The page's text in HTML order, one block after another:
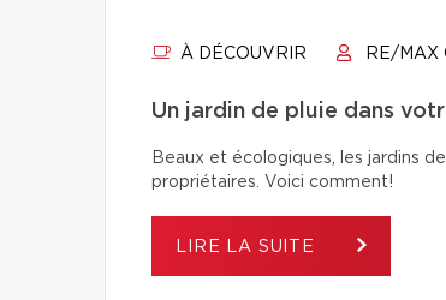
À DÉCOUVRIR RE/MAX
Un jardin de pluie dans
Beaux et écologiques, les jardins
propriétaires. Voici comment!
LIRE LA SUITE